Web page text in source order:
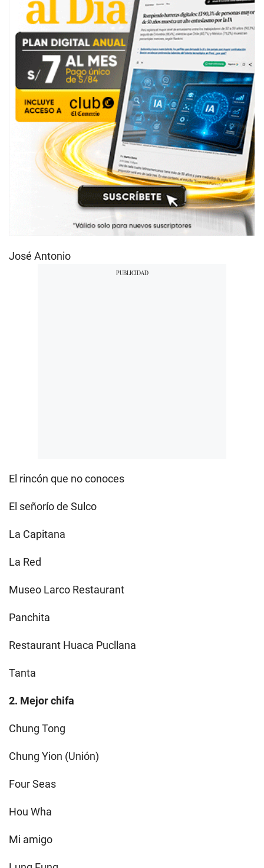
José Antonio
El rincón que no conoces
El señorío de Sulco
La Capitana
La Red
Museo Larco Restaurant
Panchita
Restaurant Huaca Pucllana
Tanta
2. Mejor chifa
Chung Tong
Chung Yion (Unión)
Four Seas
Hou Wha
Mi amigo